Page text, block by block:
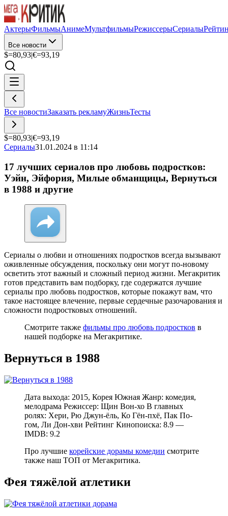
АктерыФильмыАнимеМультфильмыРежиссерыСериалы
Все новости
$=80,93|€=93,19
Все новостиЗаказать рекламуЖизньТесты
$=80,93|€=93,19
Сериалы31.01.2024 в 11:14
17 лучших сериалов про любовь подростков:
Уэйн, Эйфория, Милые обманщицы, Вернуться
в 1988 и другие
Сериалы о любви и отношениях подростков всегда вызывают
оживленные обсуждения, поскольку они могут по-новому
осветить этот важный и сложный период жизни. Мегакритик
готов представить вам подборку, где содержатся лучшие
сериалы про любовь подростков, которые покажут вам, что
такое настоящее влечение, первые сердечные разочарования и
сложности подростковых отношений.
Смотрите также фильмы про любовь подростков в
нашей подборке на Мегакритике.
Вернуться в 1988
Дата выхода: 2015, Корея Южная Жанр: комедия,
мелодрама Режиссер: Щин Вон-хо В главных
ролях: Хери, Рю Джун-ёль, Ко Гён-пхё, Пак По-
гом, Ли Дон-хви Рейтинг Кинопоиска: 8.9 —
IMDB: 9.2
Про лучшие корейские дорамы комедии смотрите
также наш ТОП от Мегакритика.
Фея тяжёлой атлетики